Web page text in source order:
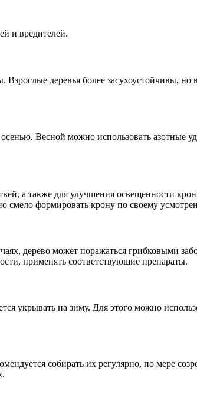
и вредителей.
деревья более засухоустойчивы,
Весной можно использовать азотные
а также для улучшения освещенности
смело формировать крону по своему
дерево может поражаться грибковыми
применять соответствующие препараты.
укрывать на зиму. Для этого можно
собирать их регулярно, по мере